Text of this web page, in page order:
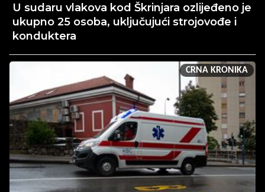
U sudaru vlakova kod Škrinjara ozlijeđeno je
ukupno 25 osoba, uključujući strojovođe i
konduktera
CRNA KRONIKA